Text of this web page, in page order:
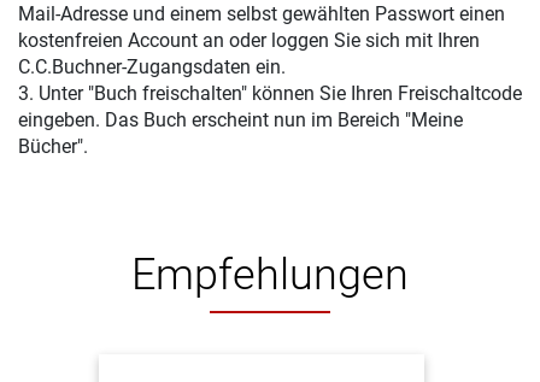
Mail-Adresse und einem selbst gewählten Passwort einen
kostenfreien Account an oder loggen Sie sich mit Ihren
C.C.Buchner-Zugangsdaten ein.
3. Unter "Buch freischalten" können Sie Ihren Freischaltcode
eingeben. Das Buch erscheint nun im Bereich "Meine
Bücher".
Empfehlungen